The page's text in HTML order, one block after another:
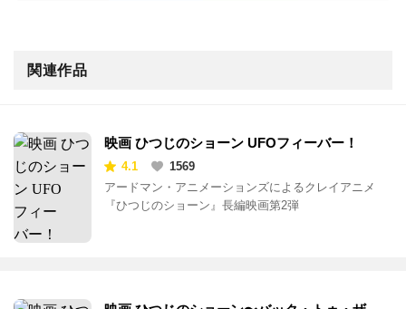
関連作品
映画 ひつじのショーン UFOフィーバー！
4.1
1569
アードマン・アニメーションズによるクレイアニメ
『ひつじのショーン』長編映画第2弾